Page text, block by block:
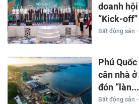
doanh
“Kick-
Bất động sản
Phú
căn nhà
đón “làn...
Bất động sản